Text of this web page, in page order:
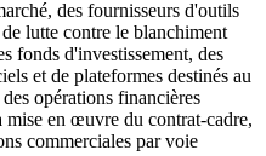
des fournisseurs d'outils
lutte contre le blanchiment
fonds d'investissement, des
et de plateformes destinés au
opérations financières
mise en œuvre du contrat-cadre,
commerciales par voie